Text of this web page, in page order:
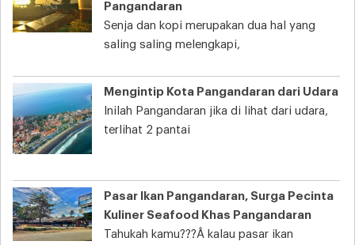
Pangandaran
Senja dan kopi merupakan dua hal yang
saling saling melengkapi,
Mengintip Kota Pangandaran dari Udara
Inilah Pangandaran jika di lihat dari udara,
terlihat 2 pantai
Pasar Ikan Pangandaran, Surga Pecinta
Kuliner Seafood Khas Pangandaran
Tahukah kamu???Â kalau pasar ikan